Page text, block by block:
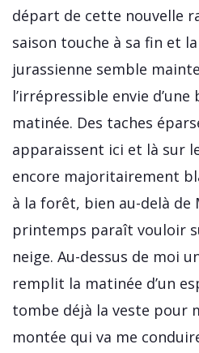
départ de cette nouvelle
saison touche à sa fin et
jurassienne semble
l’irrépressible envie d’une
matinée. Des taches
apparaissent ici et là sur
encore majoritairement
à la forêt, bien au-delà de
printemps paraît vouloir
neige. Au-dessus de moi
remplit la matinée d’un
tombe déjà la veste pour
montée qui va me